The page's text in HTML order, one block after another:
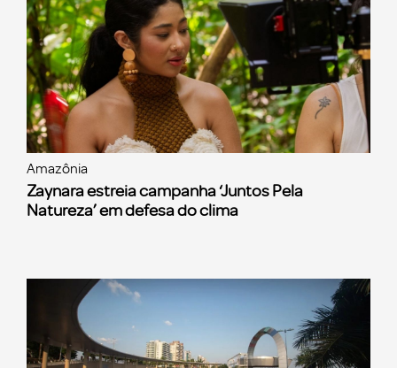
Amazônia
Zaynara estreia campanha ‘Juntos Pela
Natureza’ em defesa do clima